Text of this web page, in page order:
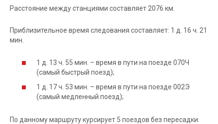
Расстояние между станциями составляет 2076 км.
Приблизительное время следования составляет: 1 д. 16 ч. 21
мин.
1 д. 13 ч. 55 мин. – время в пути на поезде 070Ч
(самый быстрый поезд);
1 д. 17 ч. 53 мин. – время в пути на поезде 002Э
(самый медленный поезд);
По данному маршруту курсирует 5 поездов без пересадки.